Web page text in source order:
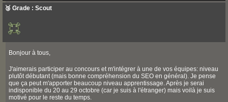
🥉 Grade : Scout
Bonjour à tous,
J'aimerais participer au concours et m'intégrer à une de vos équipes: niveau
plutôt débutant (mais bonne compréhension du SEO en général). Je pense
que ça peut m'apporter beaucoup niveau apprentissage. Après je serai
indisponible du 20 au 29 octobre (car je suis à l'étranger) mais voilà je suis
motivé pour le reste du temps.